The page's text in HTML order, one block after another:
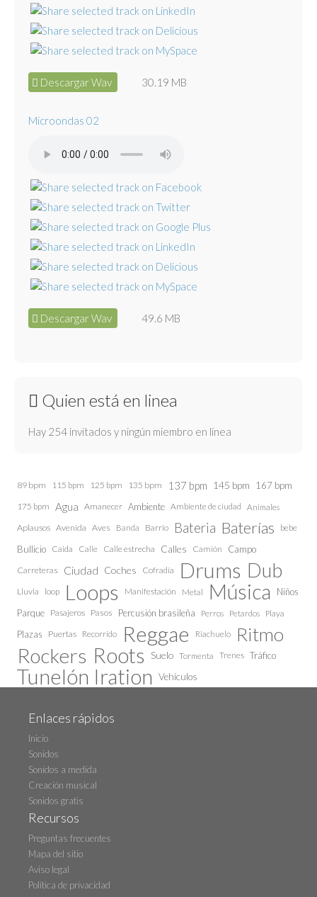
Descargar Wav 30.19 MB
Microondas 02
Descargar Wav 49.6 MB
Quien está en linea
Hay 254 invitados y ningún miembro en línea
89 bpm 115 bpm 125 bpm 135 bpm 137 bpm 145 bpm 167 bpm
175 bpm Agua Amanecer Ambiente Ambiente de ciudad Animales
Aplausos Avenida Aves Banda Barrio Bateria Baterías bebe
Bullicio Caida Calle Calle estrecha Calles Camión Campo
Carreteras Ciudad Coches Cofradía Drums Dub
Lluvia loop Loops Manifestación Metal Música
Niños
Parque Pasajeros Pasos Percusión brasileña Perros Petardos Playa
Plazas Puertas Recorrido Reggae Riachuelo Ritmo
Rockers Roots Suelo Tormenta Trenes Tráfico
Tunelón Iration Vehículos
Enlaces rápidos
Inicio
Sonidos
Sonidos a medida
Creación musical
Sonidos gratis
Recursos
Preguntas frecuentes
Mapa del sitio
Aviso legal
Política de privacidad